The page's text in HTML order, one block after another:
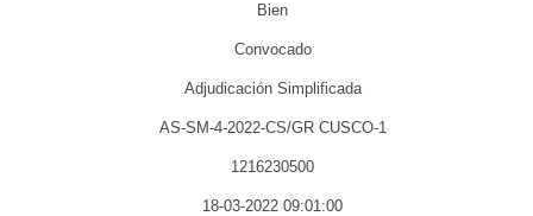
Bien
Convocado
Adjudicación Simplificada
AS-SM-4-2022-CS/GR CUSCO-1
1216230500
18-03-2022 09:01:00